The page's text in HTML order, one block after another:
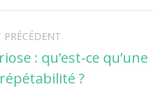
PRÉCÉDENT
Onglet
précédent
: qu’est-ce qu’une
?